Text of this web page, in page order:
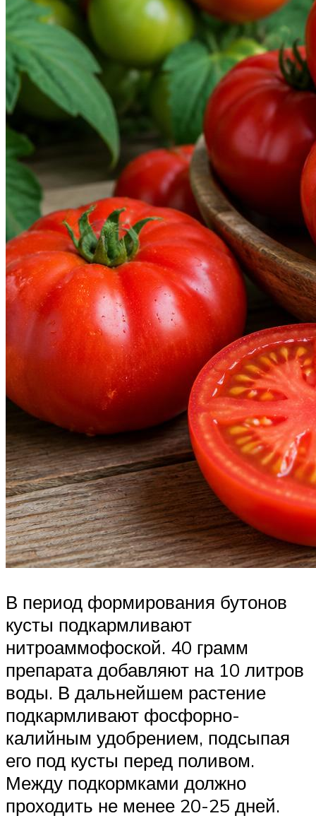
В период формирования бутонов
кусты подкармливают
нитроаммофоской. 40 грамм
препарата добавляют на 10 литров
воды. В дальнейшем растение
подкармливают фосфорно-
калийным удобрением, подсыпая
его под кусты перед поливом.
Между подкормками должно
проходить не менее 20-25 дней.